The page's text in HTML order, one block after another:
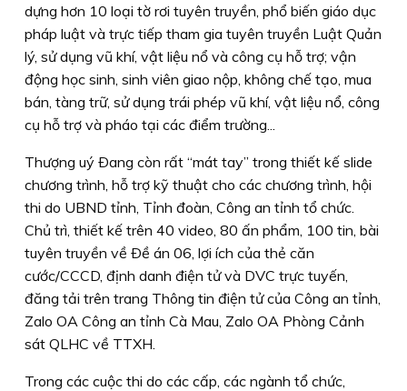
dựng hơn 10 loại tờ rơi tuyên truyền, phổ biến giáo dục
pháp luật và trực tiếp tham gia tuyên truyền Luật Quản
lý, sử dụng vũ khí, vật liệu nổ và công cụ hỗ trợ; vận
động học sinh, sinh viên giao nộp, không chế tạo, mua
bán, tàng trữ, sử dụng trái phép vũ khí, vật liệu nổ, công
cụ hỗ trợ và pháo tại các điểm trường...
Thượng uý Ðang còn rất “mát tay” trong thiết kế slide
chương trình, hỗ trợ kỹ thuật cho các chương trình, hội
thi do UBND tỉnh, Tỉnh đoàn, Công an tỉnh tổ chức.
Chủ trì, thiết kế trên 40 video, 80 ấn phẩm, 100 tin, bài
tuyên truyền về Ðề án 06, lợi ích của thẻ căn
cước/CCCD, định danh điện tử và DVC trực tuyến,
đăng tải trên trang Thông tin điện tử của Công an tỉnh,
Zalo OA Công an tỉnh Cà Mau, Zalo OA Phòng Cảnh
sát QLHC về TTXH.
Trong các cuộc thi do các cấp, các ngành tổ chức,